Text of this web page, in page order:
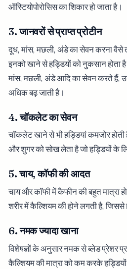
ऑस्टियोपोरोसिस का शिकार हो जाता है।
3. जानवरों से प्राप्त प्रोटीन
दूध, मांस, मछली, अंडे का सेवन करना वैसे
इनको खाने से हड्डियों को नुकसान होता
मांस, मछली, अंडे आदि का सेवन करते हैं,
अधिक बढ़ जाती है।
4. चॉकलेट का सेवन
चॉकलेट खाने से भी हड्डियां कमजोर
और शुगर को सोख लेता है जो हड्डियों के
5. चाय, कॉफी की आदत
चाय और कॉफी में कैफीन की बहुत मात्रा
शरीर में कैल्शियम की होने लगती है,
6. नमक ज्यादा खाना
विशेषज्ञों के अनुसार नमक से ब्लेड प्रेशर
कैल्शियम की मात्रा को कम करके